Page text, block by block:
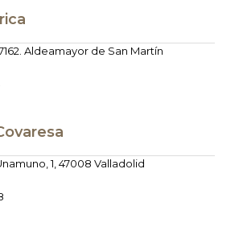
Aldeamayor de San Martín
1, 47008 Valladolid